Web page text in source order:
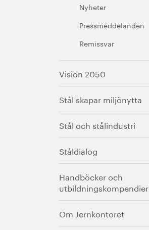
Nyheter
Pressmeddelanden
Remissvar
Vision 2050
Stål skapar miljönytta
Stål och stålindustri
Ståldialog
Handböcker och
utbildningskompendier
Om Jernkontoret